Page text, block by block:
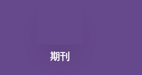
期刊